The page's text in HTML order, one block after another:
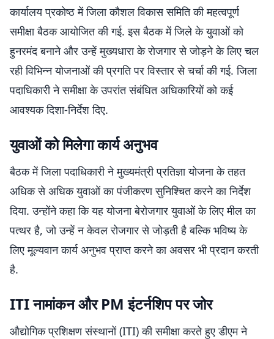
कार्यालय प्रकोष्ठ में जिला कौशल विकास समिति की महत्वपूर्ण
समीक्षा बैठक आयोजित की गई. इस बैठक में जिले के युवाओं को
हुनरमंद बनाने और उन्हें मुख्यधारा के रोजगार से जोड़ने के लिए चल
रही विभिन्न योजनाओं की प्रगति पर विस्तार से चर्चा की गई. जिला
पदाधिकारी ने समीक्षा के उपरांत संबंधित अधिकारियों को कई
आवश्यक दिशा-निर्देश दिए.
युवाओं को मिलेगा कार्य अनुभव
बैठक में जिला पदाधिकारी ने मुख्यमंत्री प्रतिज्ञा योजना के तहत
अधिक से अधिक युवाओं का पंजीकरण सुनिश्चित करने का निर्देश
दिया. उन्होंने कहा कि यह योजना बेरोजगार युवाओं के लिए मील का
पत्थर है, जो उन्हें न केवल रोजगार से जोड़ती है बल्कि भविष्य के
लिए मूल्यवान कार्य अनुभव प्राप्त करने का अवसर भी प्रदान करती
है.
ITI नामांकन और PM इंटर्नशिप पर जोर
औद्योगिक प्रशिक्षण संस्थानों (ITI) की समीक्षा करते हुए डीएम ने